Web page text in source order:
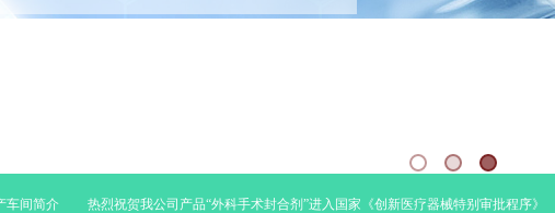
简介 热烈祝贺我公司产品“外科手术封合剂”进入国家《创新医疗器械特别审批程序》